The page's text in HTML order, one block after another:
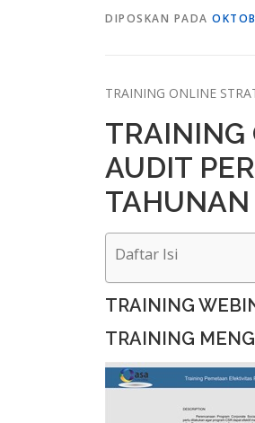
DIPOSKAN PADA
TRAINING ONLINE
TRAINING
AUDIT
TAHUNAN
Daftar Isi
TRAINING
TRAINING